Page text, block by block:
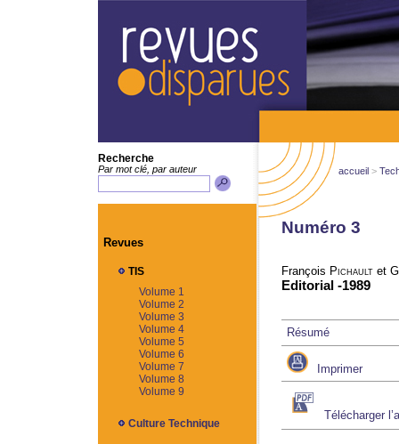
accueil>
Numéro 3
François Pichaultet
Editorial -1989
Résumé
Imprimer
Télécharger
Recherche
Par mot clé, par auteur
Revues
TIS
Volume 1
Volume 2
Volume 3
Volume 4
Volume 5
Volume 6
Volume 7
Volume 8
Volume 9
Culture Technique